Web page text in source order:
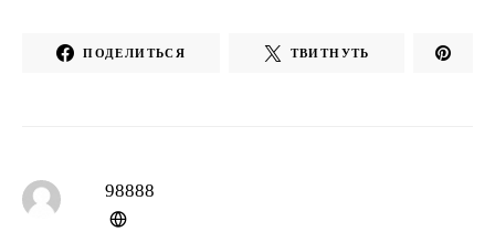
ПОДЕЛИТЬСЯ ТВИТНУТЬ
98888